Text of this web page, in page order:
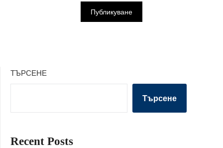
ТЪРСЕНЕ
Търсене
Recent Posts